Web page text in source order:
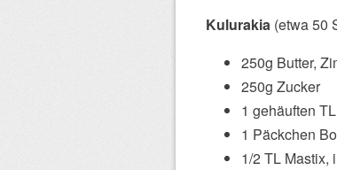
Kulurakia (etwa 50
250g Butter,
250g Zucker
1 gehäuften
1 Päckchen
1/2 TL Mastix,